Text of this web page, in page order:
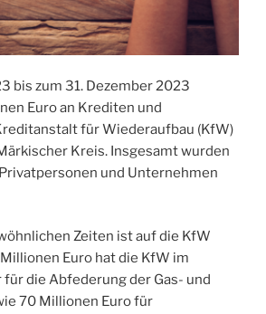
bis zum 31. Dezember 2023
Euro an Krediten und
für Wiederaufbau (KfW)
Kreis. Insgesamt wurden
und Unternehmen
Zeiten ist auf die KfW
Euro hat die KfW im
für die Abfederung der Gas- und
70 Millionen Euro für